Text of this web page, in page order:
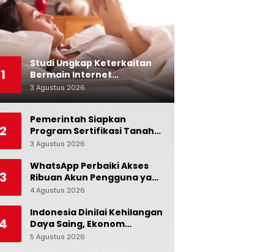
1
Studi Ungkap Keterkaitan
Bermain Internet
Berlebihan dengan Stres
dan Suasana Hati
3 Agustus 2026
2
Pemerintah Siapkan
Program Sertifikasi Tanah
Gratis bagi Masyarakat
3 Agustus 2026
3
WhatsApp Perbaiki Akses
Ribuan Akun Pengguna yang
Terblokir
4 Agustus 2026
4
Indonesia Dinilai Kehilangan
Daya Saing, Ekonom
Ingatkan Pentingnya Jaga
5 Agustus 2026